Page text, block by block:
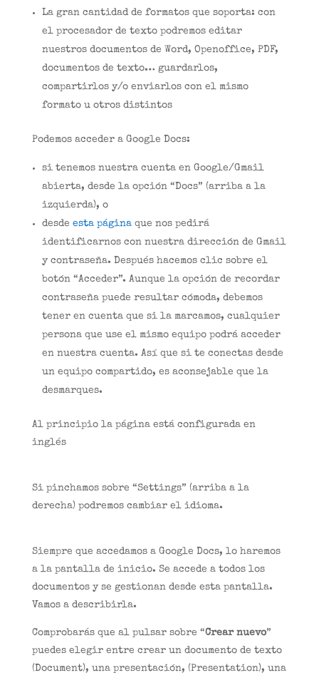
La gran cantidad de formatos que soporta: con
el procesador de texto podremos editar
nuestros documentos de Word, Openoffice, PDF,
documentos de texto… guardarlos,
compartirlos y/o enviarlos con el mismo
formato u otros distintos
Podemos acceder a Google Docs:
si tenemos nuestra cuenta en Google/Gmail
abierta, desde la opción “Docs” (arriba a la
izquierda), o
desde esta páginaque nos pedirá
identificarnos con nuestra dirección de Gmail
y contraseña. Después hacemos clic sobre el
botón “Acceder”. Aunque la opción de recordar
contraseña puede resultar cómoda, debemos
tener en cuenta que si la marcamos, cualquier
persona que use el mismo equipo podrá acceder
en nuestra cuenta. Así que si te conectas desde
un equipo compartido, es aconsejable que la
desmarques.
Al principio la página está configurada en
inglés
Si pinchamos sobre “Settings” (arriba a la
derecha) podremos cambiar el idioma.
Siempre que accedamos a Google Docs, lo haremos
a la pantalla de inicio. Se accede a todos los
documentos y se gestionan desde esta pantalla.
Vamos a describirla.
Comprobarás que al pulsar sobre “Crear nuevo”
puedes elegir entre crear un documento de texto
(Document), una presentación, (Presentation), una